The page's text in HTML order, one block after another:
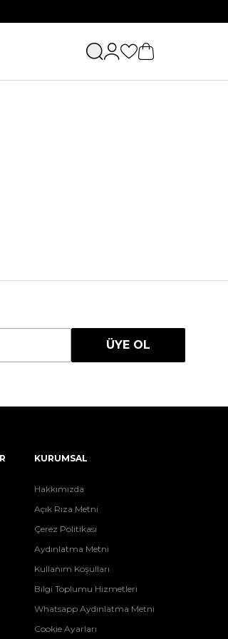
ÜYE OL
KURUMSAL
Hakkımızda
Açık Rıza Metni
Çerez Politikası
Aydınlatma Metni
Kullanım Koşulları
Bilgi Toplumu Hizmetleri
Whatsapp Aydınlatma Metni
Cookie Ayarları